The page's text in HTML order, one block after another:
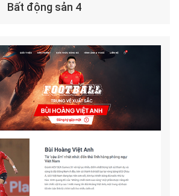
Bất động sản 4